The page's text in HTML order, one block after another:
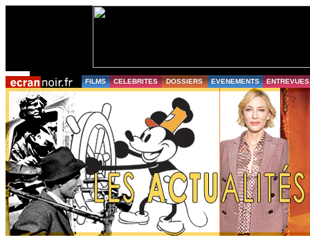
FILMS CELEBRITES DOSSIERS EVENEMENTS ENTREVUES